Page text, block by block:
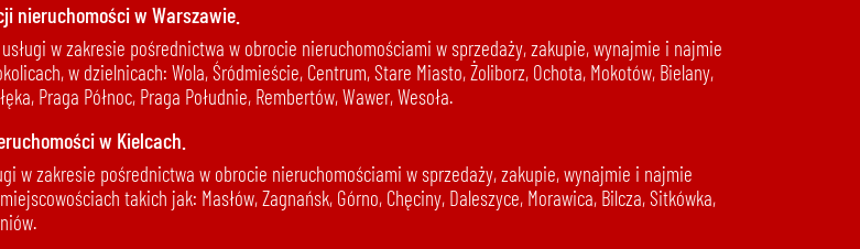
nieruchomości w Warszawie.
w zakresie pośrednictwa w obrocie nieruchomościami w sprzedaży, zakupie, wynajmie i najmie
w dzielnicach: Wola, Śródmieście, Centrum, Stare Miasto, Żoliborz, Ochota, Mokotów, Bielany,
Praga Północ, Praga Południe, Rembertów, Wawer, Wesoła.
w Kielcach.
w zakresie pośrednictwa w obrocie nieruchomościami w sprzedaży, zakupie, wynajmie i najmie
takich jak: Masłów, Zagnańsk, Górno, Chęciny, Daleszyce, Morawica, Bilcza, Sitkówka,